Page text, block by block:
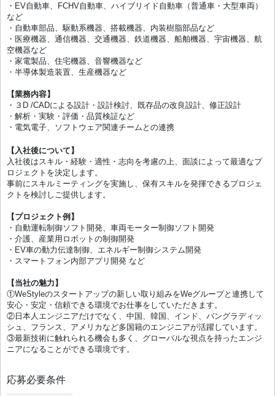
・EV⾃動⾞、FCHV⾃動⾞、ハイブリイド⾃動⾞（普通⾞・⼤型⾞両）
など
・⾃動⾞部品、駆動系機器、搭載機器、内装樹脂部品など
・医療機器、通信機器、交通機器、鉄道機器、船舶機器、宇宙機器、航
空機器など
・家電製品、住宅機器、⾳響機器など
・半導体製造装置、⽣産機器など
【業務内容】
・３D /CADによる設計・設計検討、既存品の改良設計、修正設計
・解析・実験・評価・品質検証など
・電気電⼦、ソフトウェア関連チームとの連携
【⼊社後について】
⼊社後はスキル・経験・適性・志向を考慮の上、⾯談によって最適なプ
ロジェクトを決定します。
事前にスキルミーティングを実施し、保有スキルを発揮できるプロジェ
クトを検討しご提供します。
【プロジェクト例】
・⾃動運転制御ソフト開発、⾞両モーター制御ソフト開発
・介護、産業⽤ロボットの制御開発
・EV⾞の動⼒伝達制御、エネルギー制御システム開発
・スマートフォン内部アプリ開発 など
【当社の魅⼒】
①WeStyleのスタートアップの新しい取り組みをWeグループと連携して
安⼼・安定・信頼できる環境でお仕事をしていただきます。
②⽇本⼈エンジニアだけでなく、中国、韓国、インド、バングラディッ
シュ、フランス、アメリカなど多国籍のエンジニアが活躍しています。
③最新技術に触れられる機会も多く、グローバルな視点を持ったエンジ
ニアになることができる環境です。
応募必要条件